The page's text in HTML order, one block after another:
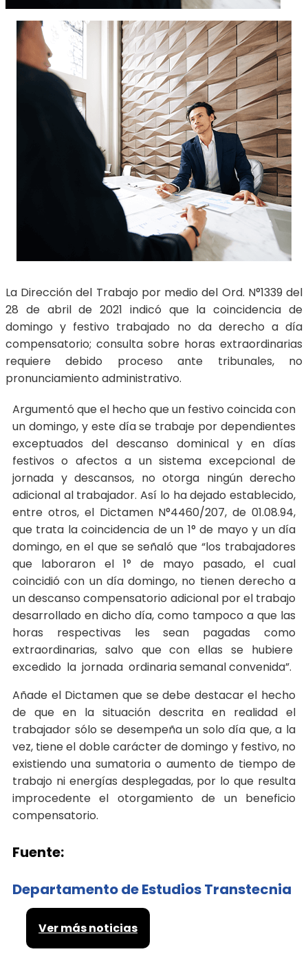
La Dirección del Trabajo por medio del Ord. N°1339 del
28 de abril de 2021 indicó que la coincidencia de
domingo y festivo trabajado no da derecho a día
compensatorio; consulta sobre horas extraordinarias
requiere debido proceso ante tribunales, no
pronunciamiento administrativo.
Argumentó que el hecho que un festivo coincida con
un domingo, y este día se trabaje por dependientes
exceptuados del descanso dominical y en días
festivos o afectos a un sistema excepcional de
jornada y descansos, no otorga ningún derecho
adicional al trabajador. Así lo ha dejado establecido,
entre otros, el Dictamen N°4460/207, de 01.08.94,
que trata la coincidencia de un 1° de mayo y un día
domingo, en el que se señaló que “los trabajadores
que laboraron el 1° de mayo pasado, el cual
coincidió con un día domingo, no tienen derecho a
un descanso compensatorio adicional por el trabajo
desarrollado en dicho día, como tampoco a que las
horas respectivas les sean pagadas como
extraordinarias, salvo que con ellas se hubiere
excedido la jornada ordinaria semanal convenida”.
Añade el Dictamen que se debe destacar el hecho
de que en la situación descrita en realidad el
trabajador sólo se desempeña un solo día que, a la
vez, tiene el doble carácter de domingo y festivo, no
existiendo una sumatoria o aumento de tiempo de
trabajo ni energías desplegadas, por lo que resulta
improcedente el otorgamiento de un beneficio
compensatorio.
Fuente:
Departamento de Estudios Transtecnia
Ver más noticias